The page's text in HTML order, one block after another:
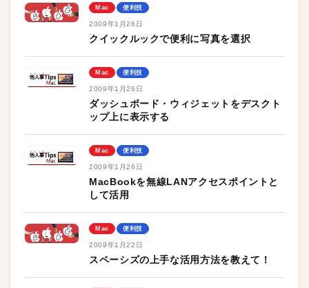
Mac 便利技
2009年1月26日
クイックルックで便利に写真を選択
Mac 便利技
2009年1月26日
ダッシュボード・ウィジェットをデスクト
ップ上に表示する
Mac 便利技
2009年1月26日
MacBookを無線LANアクセスポイントと
して活用
Mac 便利技
2009年1月22日
スペーシズの上手な活用方法を教えて！